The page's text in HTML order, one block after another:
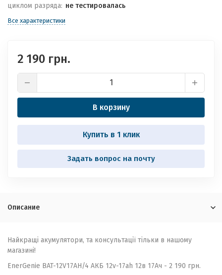
циклом разряда: не тестировалась
Все характеристики
2 190 грн.
В корзину
Купить в 1 клик
Задать вопрос на почту
Описание
Найкращі акумулятори, та консультації тільки в нашому
магазині!
EnerGenie BAT-12V17AH/4 АКБ 12v-17ah 12в 17Ач - 2 190 грн.